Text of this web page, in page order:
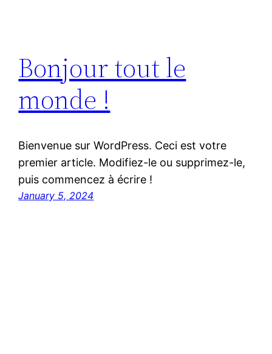
Bonjour tout le
monde !
Bienvenue sur WordPress. Ceci est votre
premier article. Modifiez-le ou supprimez-le,
puis commencez à écrire !
January 5, 2024